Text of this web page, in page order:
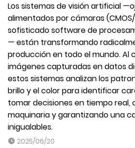
Los sistemas de visión artificial
alimentados por cámaras
sofisticado software de
— están transformando
producción en todo el mundo. Al
imágenes capturadas en datos
estos sistemas analizan los
brillo y el color para identificar
tomar decisiones en tiempo real,
maquinaria y garantizando una
inigualables.
2025/06/20